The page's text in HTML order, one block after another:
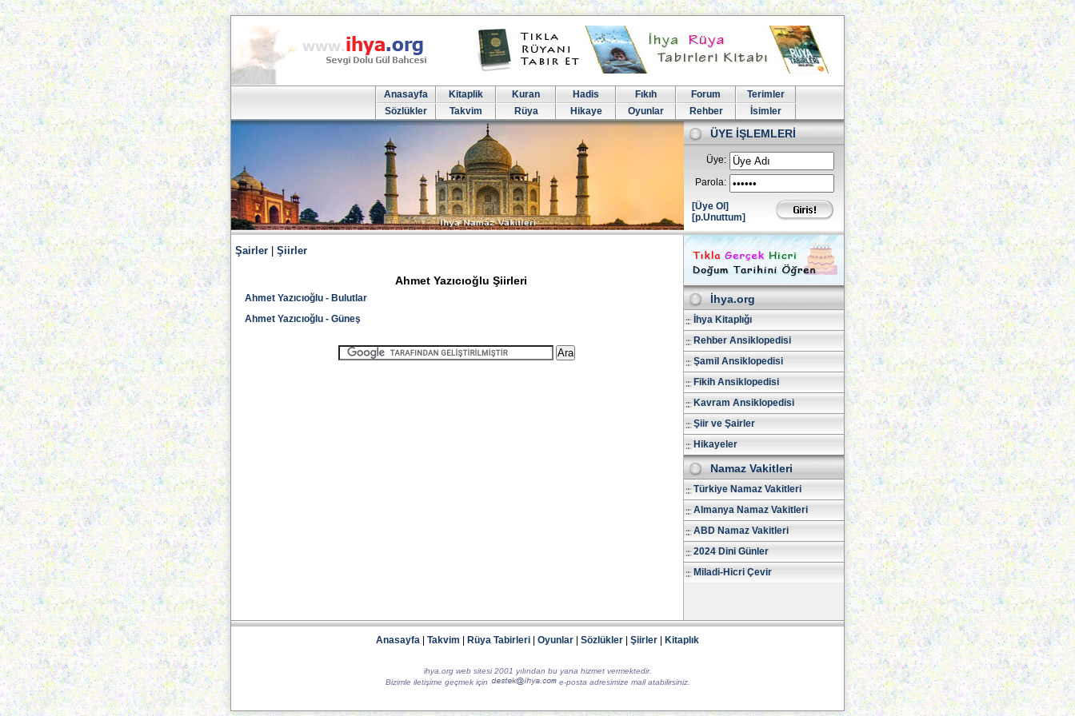
Anasayfa Kitaplik Kuran Hadis Fıkıh Forum
Terimler
Sözlükler
Takvim Rüya Hikaye Oyunlar Rehber İsimler
ÜYE İŞLEMLERİ
Üye:
Parola:
[Üye Ol]
[p.Unuttum]
Şairler Şiirler
Ahmet Yazıcıoğlu Şiirleri
Ahmet Yazıcıoğlu - Bulutlar
Ahmet Yazıcıoğlu - Güneş
İhya.org
İhya Kitaplığı
Rehber Ansiklopedisi
Şamil Ansiklopedisi
Fikih Ansiklopedisi
Kavram Ansiklopedisi
Şiir ve Şairler
Hikayeler
Namaz Vakitleri
Türkiye Namaz Vakitleri
Almanya Namaz Vakitleri
ABD Namaz Vakitleri
2024 Dini Günler
Miladi-Hicri Çevir
Anasayfa Takvim Rüya Tabirleri Oyunlar Sözlükler Şiirler Kitaplık
ihya.org web sitesi 2001 yılından bu yana hizmet vermektedir.
Bizimle iletişime geçmek için
e-posta adresimize mail atabilirsiniz.